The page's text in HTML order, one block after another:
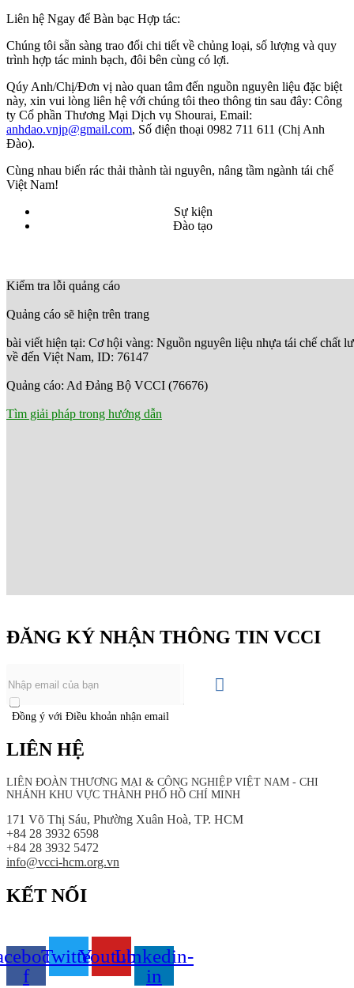
Liên hệ Ngay để Bàn bạc Hợp tác:
Chúng tôi sẵn sàng trao đổi chi tiết về chủng loại, số lượng và quy
trình hợp tác minh bạch, đôi bên cùng có lợi.
Qúy Anh/Chị/Đơn vị nào quan tâm đến nguồn nguyên liệu đặc biệt
này, xin vui lòng liên hệ với chúng tôi theo thông tin sau đây: Công
ty Cổ phần Thương Mại Dịch vụ Shourai, Email:
anhdao.vnjp@gmail.com, Số điện thoại 0982 711 611 (Chị Anh
Đào).
Cùng nhau biến rác thải thành tài nguyên, nâng tầm ngành tái chế
Việt Nam!
Sự kiện
Đào tạo
Kiểm tra lỗi quảng cáo
Quảng cáo sẽ hiện trên trang
bài viết hiện tại: Cơ hội vàng: Nguồn nguyên liệu nhựa tái chế chất
về đến Việt Nam, ID: 76147
Quảng cáo: Ad Đảng Bộ VCCI (76676)
Tìm giải pháp trong hướng dẫn
ĐĂNG KÝ NHẬN THÔNG TIN VCCI
Đồng ý với Điều khoản nhận email
LIÊN HỆ
LIÊN ĐOÀN THƯƠNG MẠI & CÔNG NGHIỆPVIỆT NAM - CHI
NHÁNH KHU VỰC THÀNH PHỐ HỒ CHÍ MINH
171 Võ Thị Sáu, Phường Xuân Hoà, TP. HCM
+84 28 3932 6598
+84 28 3932 5472
info@vcci-hcm.org.vn
KẾT NỐI
f
TwitterYoutubeLinkedin-
in